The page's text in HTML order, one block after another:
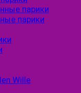
парики
парики
Wille